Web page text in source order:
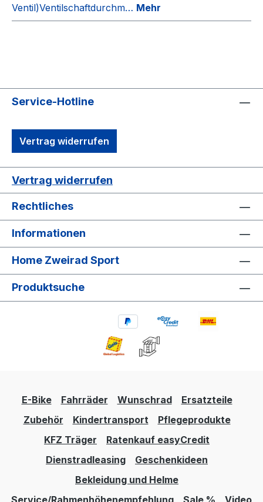
Ventil)Ventilschaftdurchm… Mehr
Service-Hotline
Vertrag widerrufen
Vertrag widerrufen
Rechtliches
Informationen
Home Zweirad Sport
Produktsuche
E-Bike Fahrräder Wunschrad
Ersatzteile
Zubehör
Kindertransport
Pflegeprodukte
KFZ Träger
Ratenkauf easyCredit
Dienstradleasing
Geschenkideen
Bekleidung und Helme
Service/Rahmenhöhenempfehlung
Sale % Video